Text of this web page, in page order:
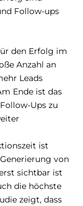
Follow-ups
den Erfolg im
Anzahl an
Leads
Ende ist das
Ups zu
ist
von
sichtbar ist
die höchste
zeigt, dass